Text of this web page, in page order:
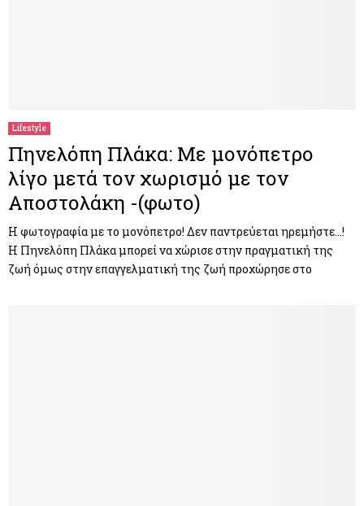
Lifestyle
Πηνελόπη Πλάκα: Με μονόπετρο
λίγο μετά τον χωρισμό με τον
Αποστολάκη -(φωτο)
Η φωτογραφία με το μονόπετρο! Δεν παντρεύεται ηρεμήστε…!
Η Πηνελόπη Πλάκα μπορεί να χώρισε στην πραγματική της
ζωή όμως στην επαγγελματική της ζωή προχώρησε στο